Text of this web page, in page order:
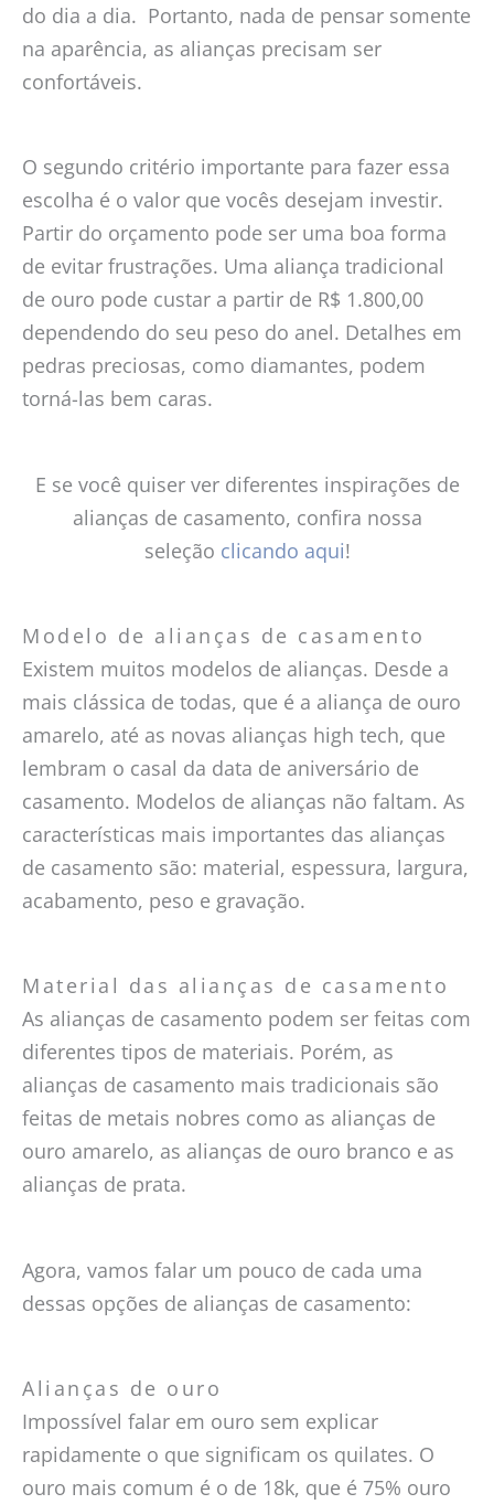
do dia a dia. Portanto, nada de pensar somente
na aparência, as alianças precisam ser
confortáveis.
O segundo critério importante para fazer essa
escolha é o valor que vocês desejam investir.
Partir do orçamento pode ser uma boa forma
de evitar frustrações. Uma aliança tradicional
de ouro pode custar a partir de R$ 1.800,00
dependendo do seu peso do anel. Detalhes em
pedras preciosas, como diamantes, podem
torná-las bem caras.
E se você quiser ver diferentes inspirações de
alianças de casamento, confira nossa
seleção clicando aqui!
Modelo de alianças de casamento
Existem muitos modelos de alianças. Desde a
mais clássica de todas, que é a aliança de ouro
amarelo, até as novas alianças high tech, que
lembram o casal da data de aniversário de
casamento. Modelos de alianças não faltam. As
características mais importantes das alianças
de casamento são: material, espessura, largura,
acabamento, peso e gravação.
Material das alianças de casamento
As alianças de casamento podem ser feitas com
diferentes tipos de materiais. Porém, as
alianças de casamento mais tradicionais são
feitas de metais nobres como as alianças de
ouro amarelo, as alianças de ouro branco e as
alianças de prata.
Agora, vamos falar um pouco de cada uma
dessas opções de alianças de casamento:
Alianças de ouro
Impossível falar em ouro sem explicar
rapidamente o que significam os quilates. O
ouro mais comum é o de 18k, que é 75% ouro